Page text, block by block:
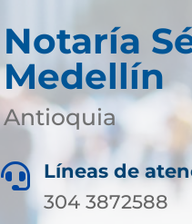
Notaría
Medellín
Antioquia

Líneas de
304 3872588